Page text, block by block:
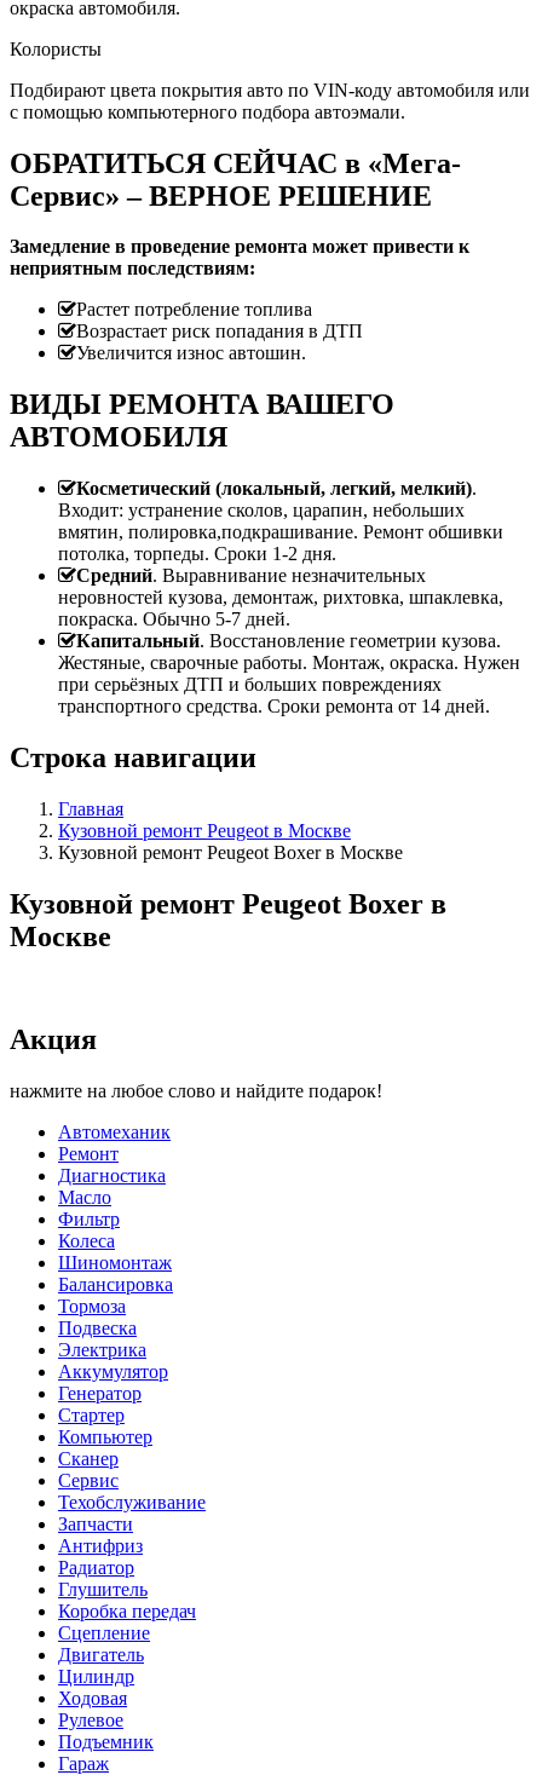
окраска автомобиля.
Колористы
Подбирают цвета покрытия авто по VIN-коду автомобиля или
с помощью компьютерного подбора автоэмали.
ОБРАТИТЬСЯ СЕЙЧАС в «Мега-
Сервис» – ВЕРНОЕ РЕШЕНИЕ
Замедление в проведение ремонта может привести к
неприятным последствиям:
Растет потребление топлива
Возрастает риск попадания в ДТП
Увеличится износ автошин.
ВИДЫ РЕМОНТА ВАШЕГО
АВТОМОБИЛЯ
Косметический (локальный, легкий, мелкий).
Входит: устранение сколов, царапин, небольших
вмятин, полировка,подкрашивание. Ремонт обшивки
потолка, торпеды. Сроки 1-2 дня.
Средний. Выравнивание незначительных
неровностей кузова, демонтаж, рихтовка, шпаклевка,
покраска. Обычно 5-7 дней.
Капитальный. Восстановление геометрии кузова.
Жестяные, сварочные работы. Монтаж, окраска. Нужен
при серьёзных ДТП и больших повреждениях
транспортного средства. Сроки ремонта от 14 дней.
Строка навигации
Главная
Кузовной ремонт Peugeot в Москве
Кузовной ремонт Peugeot Boxer в Москве
Кузовной ремонт Peugeot Boxer в
Москве
Акция
нажмите на любое слово и найдите подарок!
Автомеханик
Ремонт
Диагностика
Масло
Фильтр
Колеса
Шиномонтаж
Балансировка
Тормоза
Подвеска
Электрика
Аккумулятор
Генератор
Стартер
Компьютер
Сканер
Сервис
Техобслуживание
Запчасти
Антифриз
Радиатор
Глушитель
Коробка передач
Сцепление
Двигатель
Цилиндр
Ходовая
Рулевое
Подъемник
Гараж